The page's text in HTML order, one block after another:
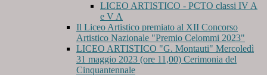
LICEO ARTISTICO - PCTO classi IV A
e V A
Il Liceo Artistico premiato al XII Concorso
Artistico Nazionale "Premio Celommi 2023"
LICEO ARTISTICO "G. Montauti" Mercoledì
31 maggio 2023 (ore 11,00) Cerimonia del
Cinquantennale